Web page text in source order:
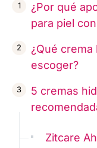
¿Por qué
para piel
¿Qué
escoger?
5 cremas
Zitcare